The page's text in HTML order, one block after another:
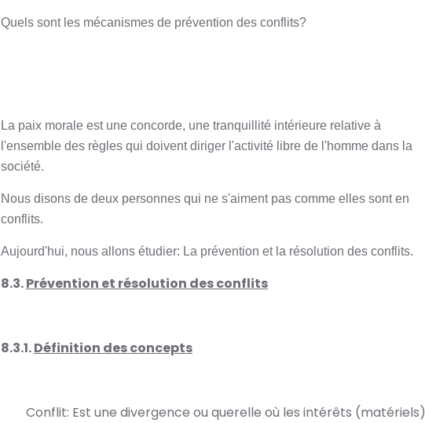
Quels sont les mécanismes de prévention des conflits?
La paix morale est une concorde, une tranquillité intérieure relative à
l'ensemble des règles qui doivent diriger l'activité libre de l'homme dans la
société.
Nous disons de deux personnes qui ne s'aiment pas comme elles sont en
conflits.
Aujourd'hui, nous allons étudier: La prévention et la résolution des conflits.
8.3.Prévention et résolution des conflits
8.3.1.Définition des concepts
Conflit: Est une divergence ou querelle où les intérêts (matériels)